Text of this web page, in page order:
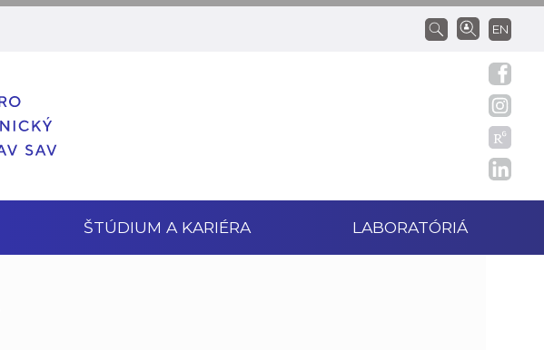
EN
ŠTÚDIUM A KARIÉRA LABORATÓRIÁ